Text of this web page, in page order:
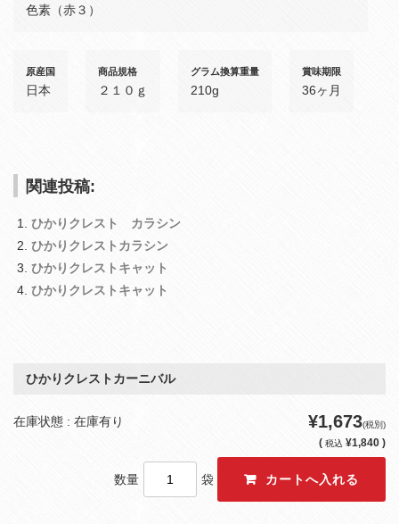
色素（赤３）
原産国
日本
商品規格
２１０ｇ
グラム換算重量
210g
賞味期限
36ヶ月
関連投稿:
ひかりクレスト カラシン
ひかりクレストカラシン
ひかりクレストキャット
ひかりクレストキャット
ひかりクレストカーニバル
在庫状態 : 在庫有り ¥1,673(税別)
( 税込 ¥1,840 )
数量 袋